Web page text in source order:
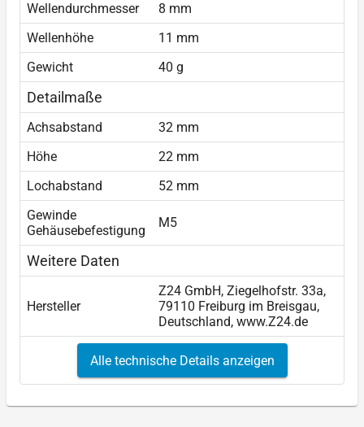
Wellendurchmesser
8 mm
Wellenhöhe
11 mm
Gewicht
40 g
Detailmaße
Achsabstand
32 mm
Höhe
22 mm
Lochabstand
52 mm
Gewinde
Gehäusebefestigung
M5
Weitere Daten
Hersteller
Z24 GmbH, Ziegelhofstr. 33a,
79110 Freiburg im Breisgau,
Deutschland, www.Z24.de
Alle technische Details anzeigen